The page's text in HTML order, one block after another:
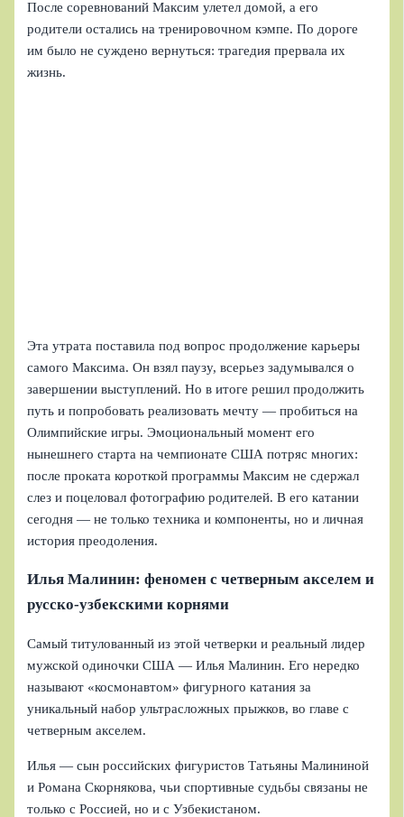
После соревнований Максим улетел домой, а его
родители остались на тренировочном кэмпе. По дороге
им было не суждено вернуться: трагедия прервала их
жизнь.
Эта утрата поставила под вопрос продолжение карьеры
самого Максима. Он взял паузу, всерьез задумывался о
завершении выступлений. Но в итоге решил продолжить
путь и попробовать реализовать мечту — пробиться на
Олимпийские игры. Эмоциональный момент его
нынешнего старта на чемпионате США потряс многих:
после проката короткой программы Максим не сдержал
слез и поцеловал фотографию родителей. В его катании
сегодня — не только техника и компоненты, но и личная
история преодоления.
Илья Малинин: феномен с четверным акселем и
русско-узбекскими корнями
Самый титулованный из этой четверки и реальный лидер
мужской одиночки США — Илья Малинин. Его нередко
называют «космонавтом» фигурного катания за
уникальный набор ультрасложных прыжков, во главе с
четверным акселем.
Илья — сын российских фигуристов Татьяны Малининой
и Романа Скорнякова, чьи спортивные судьбы связаны не
только с Россией, но и с Узбекистаном.